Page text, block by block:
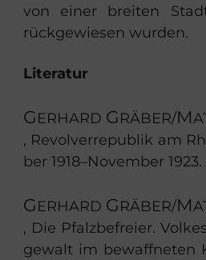
von einer brei­ten
rück­ge­wie­sen wur­den.
Li­te­ra­tur
GER­HARD GRÄ­BER/M
, Re­vol­ver­re­pu­blik am
ber 1918–No­vem­ber
GER­HARD GRÄ­BER/M
, Die Pfalz­be­frei­er.
ge­walt im be­waff­ne­ten